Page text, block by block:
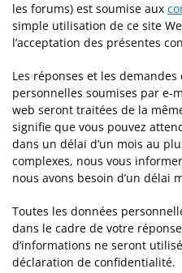
les forums) est soumise aux
simple utilisation de ce site
l’acceptation des présentes
Les réponses et les
personnelles soumises par e-
web seront traitées de la
signifie que vous pouvez
dans un délai d’un mois au
complexes, nous vous
nous avons besoin d’un délai
Toutes les données
dans le cadre de votre
d’informations ne seront
déclaration de confidentialité.